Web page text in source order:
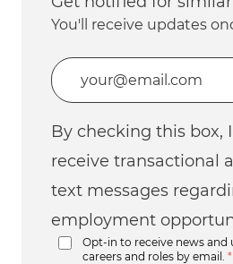
You'll receive updates
Enter Email address
By checking this box,
receive transactional
text messages
employment
Opt-in to receive news and
careers and roles by email.
*